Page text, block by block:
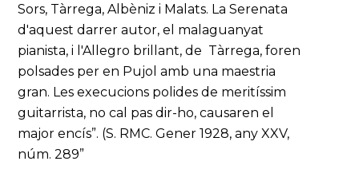
Sors, Tàrrega, Albèniz i Malats. La Serenata
d'aquest darrer autor, el malaguanyat
pianista, i l'Allegro brillant, de Tàrrega, foren
polsades per en Pujol amb una maestria
gran. Les execucions polides de meritíssim
guitarrista, no cal pas dir-ho, causaren el
major encís”. (S. RMC. Gener 1928, any XXV,
núm. 289”